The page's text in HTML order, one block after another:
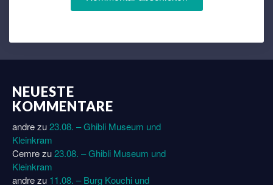
NEUESTE
KOMMENTARE
andrezu23.08. – Ghibli Museum und
Kleinkram
Cemrezu23.08. – Ghibli Museum und
Kleinkram
andrezu 11.08. – Burg Kouchi und